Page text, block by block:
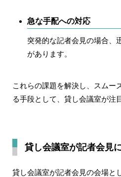
急な手配への対応
突発的な記者会見の場合、
があります。
これらの課題を解決し、スムー
る手段として、貸し会議室が注
貸し会議室が記者会見
貸し会議室が記者会見の会場と